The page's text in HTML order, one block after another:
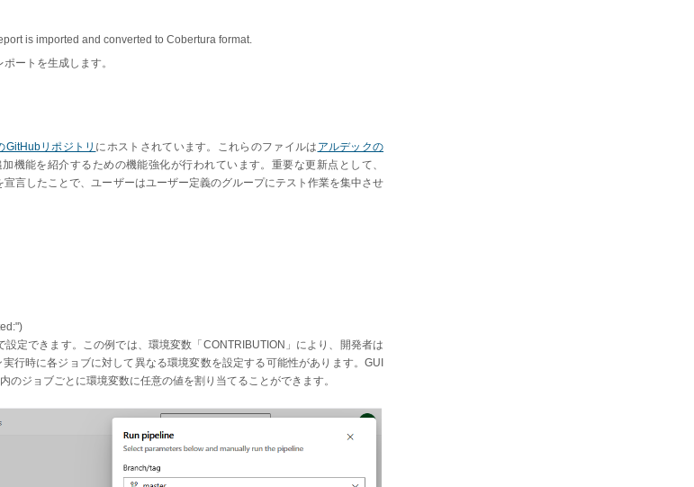
is imported and converted to Cobertura format.
ートを生成します。
GitHubリポジトリ にホストされています。これらのファイルは アルデックの
機能を紹介するための機能強化が行われています。重要な更新点として、
言したことで、ユーザーはユーザー定義のグループにテスト作業を集中させ
定できます。この例では、環境変数「CONTRIBUTION」により、開発者は
行時に各ジョブに対して異なる環境変数を設定する可能性があります。GUI
のジョブごとに環境変数に任意の値を割り当てることができます。